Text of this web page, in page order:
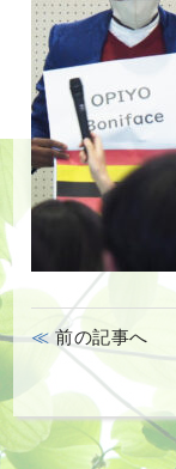
前の記事へ